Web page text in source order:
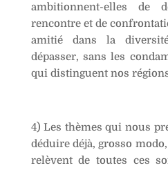
ambitionnent-elles
rencontre et de
amitié dans la
dépasser, sans les
qui distinguent nos
4) Les thèmes qui nous
déduire déjà, grosso
relèvent de toutes ces